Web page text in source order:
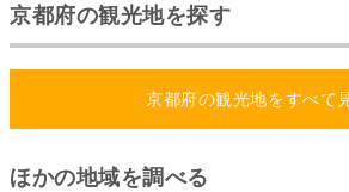
京都府の観光地を探す
京都府の観光地をすべて
ほかの地域を調べる